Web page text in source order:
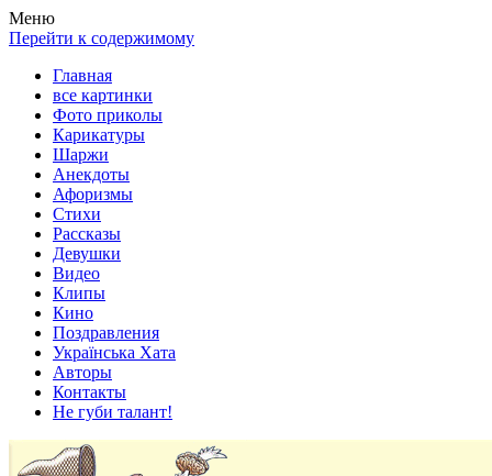
Весела хата — прикольные картинки, смешные истории,
клипы!
Покажем всем ваши фото приколы, карикатуры, шаржи, стихи,
рассказы, видео и песни!
Меню
Перейти к содержимому
Главная
все картинки
Фото приколы
Карикатуры
Шаржи
Анекдоты
Афоризмы
Стихи
Рассказы
Девушки
Видео
Клипы
Кино
Поздравления
Українська Хата
Авторы
Контакты
Не губи талант!